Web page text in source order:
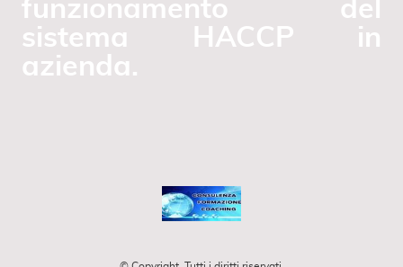
funzionamento del
sistema HACCP in
azienda.